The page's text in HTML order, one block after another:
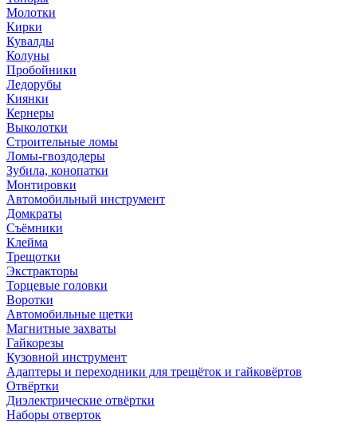
Молотки
Кирки
Кувалды
Колуны
Пробойники
Ледорубы
Киянки
Кернеры
Выколотки
Строительные ломы
Ломы-гвоздодеры
Зубила, конопатки
Монтировки
Автомобильный инструмент
Домкраты
Съёмники
Клейма
Трещотки
Экстракторы
Торцевые головки
Воротки
Автомобильные щетки
Магнитные захваты
Гайкорезы
Кузовной инструмент
Адаптеры и переходники для трещёток и гайковёртов
Отвёртки
Диэлектрические отвёртки
Наборы отверток